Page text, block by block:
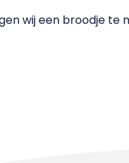
wij een broodje